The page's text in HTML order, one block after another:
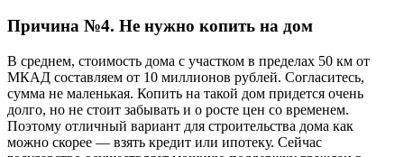
Причина №4. Не нужно копить на дом
В среднем, стоимость дома с участком в пределах 50 км от
МКАД составляем от 10 миллионов рублей. Согласитесь,
сумма не маленькая. Копить на такой дом придется очень
долго, но не стоит забывать и о росте цен со временем.
Поэтому отличный вариант для строительства дома как
можно скорее — взять кредит или ипотеку. Сейчас